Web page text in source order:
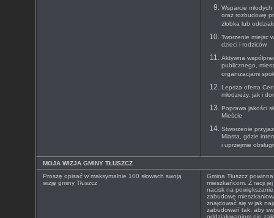
Wsparcie
oraz rozbudowę
żłobka lub
Tworzenie miejsc
dzieci i rodziców
Aktywna
publicznego,
organizacjami
Lepsza oferta
młodzieży, jak i
Poprawa jakości
Mieście
Stworzenie
Miasta, gdzie
i uprzejmie
MOJA WIZJA GMINY TŁUSZCZ
Proszę opisać w maksymalnie 100 słowach swoją
wizję gminy Tłuszcz
Gmina Tłuszcz
mieszkańcom. Z racji
nacisk na
zabudowę
znajdować się w jak
zabudowań tak, aby
oddziaływaniem nie